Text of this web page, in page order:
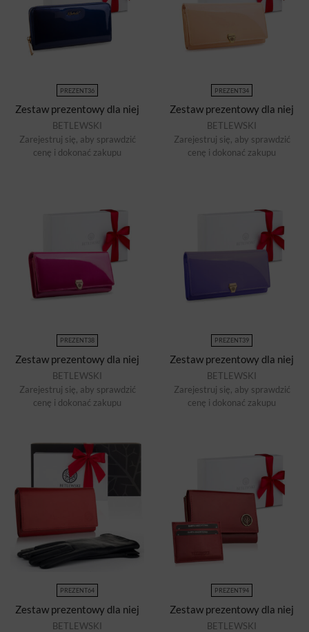
PREZENT36
Zestaw prezentowy dla niej
BETLEWSKI
Zarejestruj się, aby sprawdzić
cenę i dokonać zakupu
PREZENT34
Zestaw prezentowy dla niej
BETLEWSKI
Zarejestruj się, aby sprawdzić
cenę i dokonać zakupu
PREZENT38
Zestaw prezentowy dla niej
BETLEWSKI
Zarejestruj się, aby sprawdzić
cenę i dokonać zakupu
PREZENT39
Zestaw prezentowy dla niej
BETLEWSKI
Zarejestruj się, aby sprawdzić
cenę i dokonać zakupu
PREZENT64
Zestaw prezentowy dla niej
BETLEWSKI
PREZENT94
Zestaw prezentowy dla niej
BETLEWSKI